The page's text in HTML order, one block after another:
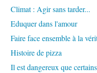
Climat : Agir sans tarder...
Eduquer dans l'amour
Faire face ensemble à la
Histoire de pizza
Il est dangereux que